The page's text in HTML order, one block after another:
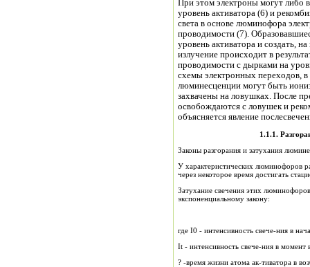
При этом электроны могут либо
уровень активатора (6) и
света в основе люминофора
проводимости (7).
уровень активатора и создать,
излучение происходит в
проводимости с дырками на
схемы электронных переходов,
люминесценции могут быть
захвачены на ловушках. После
освобождаются с ловушек и
объясняется явление
1.1.1.
Законы разгорания и затухания
У характеристических люминофоров
через некоторое время достигать
Затухание свечения этих
экспоненциальному закону:
где I0 - интенсивность свече-ния в
It - интенсивность свече-ния в
? -время жизни атома ак-тиватора в